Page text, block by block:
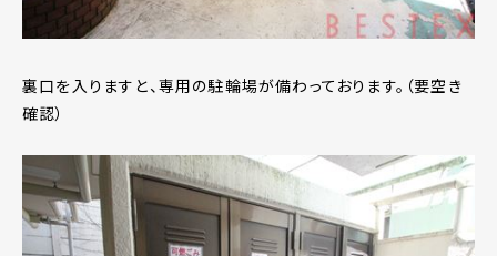
裏口を入りますと、専用の駐輪場が備わっております。（要空き
確認）